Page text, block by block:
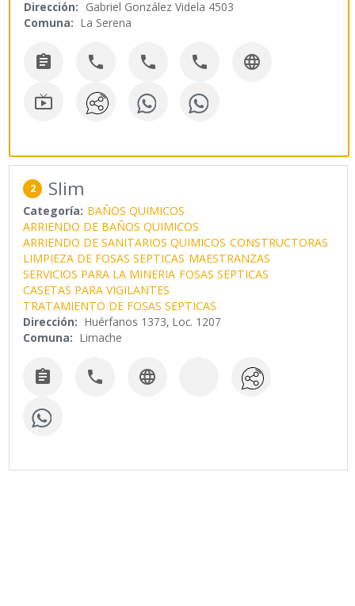
Dirección: Gabriel González Videla 4503
Comuna: La Serena
    

2 Slim
Categoría: BAÑOS QUIMICOS
ARRIENDO DE BAÑOS QUIMICOS
ARRIENDO DE SANITARIOS QUIMICOS CONSTRUCTORAS
LIMPIEZA DE FOSAS SEPTICAS MAESTRANZAS
SERVICIOS PARA LA MINERIA FOSAS SEPTICAS
CASETAS PARA VIGILANTES
TRATAMIENTO DE FOSAS SEPTICAS
Dirección: Huérfanos 1373, Loc. 1207
Comuna: Limache
  